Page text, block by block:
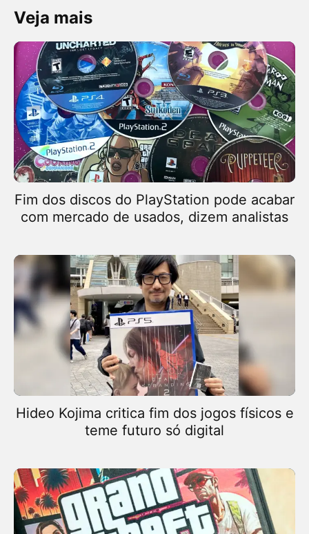
Veja mais
Fim dos discos do PlayStation pode acabar
com mercado de usados, dizem analistas
Hideo Kojima critica fim dos jogos físicos e
teme futuro só digital